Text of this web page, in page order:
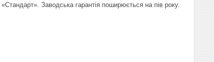
Заводська гарантія поширюється на пів року.